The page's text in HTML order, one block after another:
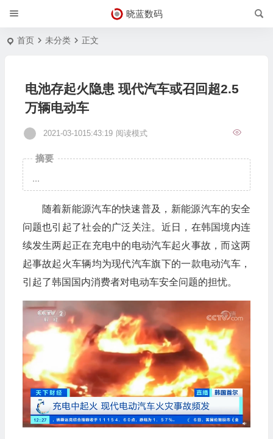
晓蓝数码
首页 未分类 正文
电池存起火隐患 现代汽车或召回超2.5
万辆电动车
2021-03-1015:43:19 阅读模式
摘要
...
随着新能源汽车的快速普及，新能源汽车的安全
问题也引起了社会的广泛关注。近日，在韩国境内连
续发生两起正在充电中的电动汽车起火事故，而这两
起事故起火车辆均为现代汽车旗下的一款电动汽车，
引起了韩国国内消费者对电动车安全问题的担忧。